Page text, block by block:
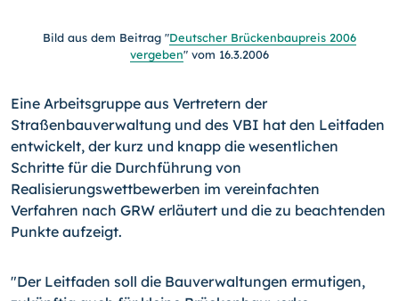
Bild aus dem Beitrag "Deutscher Brückenbaupreis 2006
vergeben" vom 16.3.2006
Eine Arbeitsgruppe aus Vertretern der
Straßenbauverwaltung und des VBI hat den Leitfaden
entwickelt, der kurz und knapp die wesentlichen
Schritte für die Durchführung von
Realisierungswettbewerben im vereinfachten
Verfahren nach GRW erläutert und die zu beachtenden
Punkte aufzeigt.
"Der Leitfaden soll die Bauverwaltungen ermutigen,